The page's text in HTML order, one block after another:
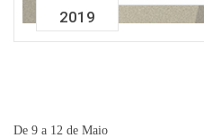
2019
De 9 a 12 de Maio